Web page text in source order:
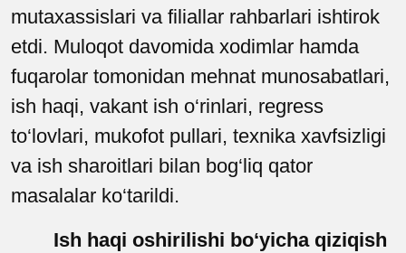
mutaxassislari va filiallar rahbarlari ishtirok
etdi. Muloqot davomida xodimlar hamda
fuqarolar tomonidan mehnat munosabatlari,
ish haqi, vakant ish o‘rinlari, regress
to‘lovlari, mukofot pullari, texnika xavfsizligi
va ish sharoitlari bilan bog‘liq qator
masalalar ko‘tarildi.
Ish haqi oshirilishi bo‘yicha qiziqish